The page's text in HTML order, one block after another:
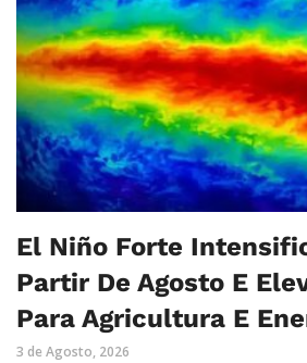
El Niño Forte
Partir De Agosto E
Para Agricultura E
3 de Agosto, 2026